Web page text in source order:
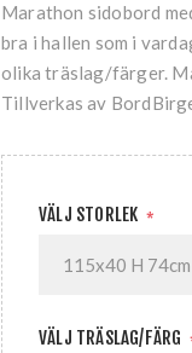
Marathon sidobord
bra i hallen som i
olika träslag/färger.
Tillverkas av
VÄLJ STORLEK *
VÄLJ TRÄSLAG/FÄRG